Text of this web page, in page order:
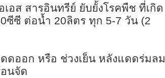
อส สารอินทรีย์ ยับยั้งโรคพืช ที่เกิด
ซีซี ต่อน้ำ 20ลิตร ทุก 5-7 วัน (2
ดออก หรือ ช่วงเย็น หลังแดดร่มลม
นจัด